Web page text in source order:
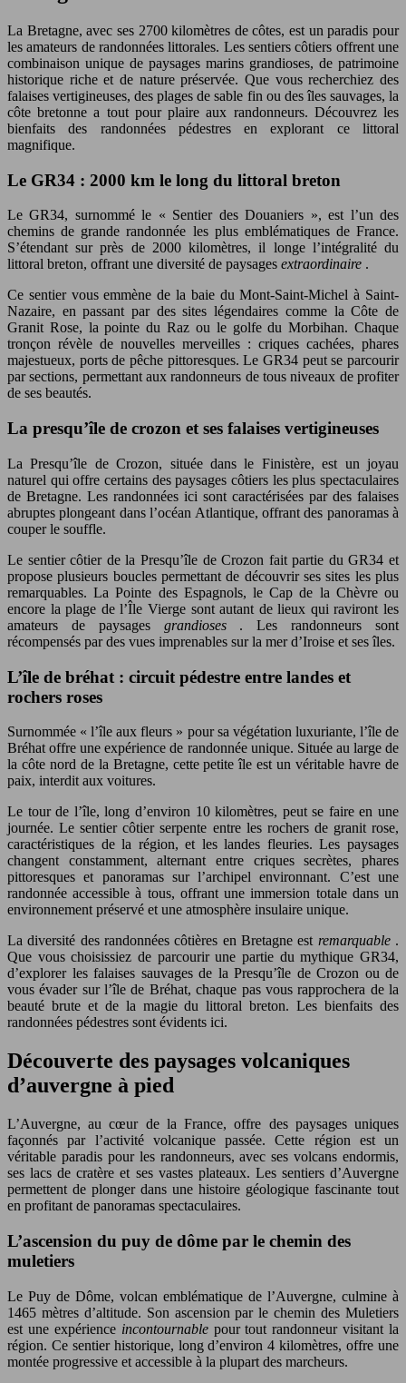
La Bretagne, avec ses 2700 kilomètres de côtes, est un paradis pour
les amateurs de randonnées littorales. Les sentiers côtiers offrent une
combinaison unique de paysages marins grandioses, de patrimoine
historique riche et de nature préservée. Que vous recherchiez des
falaises vertigineuses, des plages de sable fin ou des îles sauvages, la
côte bretonne a tout pour plaire aux randonneurs. Découvrez les
bienfaits des randonnées pédestres en explorant ce littoral
magnifique.
Le GR34 : 2000 km le long du littoral breton
Le GR34, surnommé le « Sentier des Douaniers », est l’un des
chemins de grande randonnée les plus emblématiques de France.
S’étendant sur près de 2000 kilomètres, il longe l’intégralité du
littoral breton, offrant une diversité de paysages extraordinaire .
Ce sentier vous emmène de la baie du Mont-Saint-Michel à Saint-
Nazaire, en passant par des sites légendaires comme la Côte de
Granit Rose, la pointe du Raz ou le golfe du Morbihan. Chaque
tronçon révèle de nouvelles merveilles : criques cachées, phares
majestueux, ports de pêche pittoresques. Le GR34 peut se parcourir
par sections, permettant aux randonneurs de tous niveaux de profiter
de ses beautés.
La presqu’île de crozon et ses falaises vertigineuses
La Presqu’île de Crozon, située dans le Finistère, est un joyau
naturel qui offre certains des paysages côtiers les plus spectaculaires
de Bretagne. Les randonnées ici sont caractérisées par des falaises
abruptes plongeant dans l’océan Atlantique, offrant des panoramas à
couper le souffle.
Le sentier côtier de la Presqu’île de Crozon fait partie du GR34 et
propose plusieurs boucles permettant de découvrir ses sites les plus
remarquables. La Pointe des Espagnols, le Cap de la Chèvre ou
encore la plage de l’Île Vierge sont autant de lieux qui raviront les
amateurs de paysages grandioses . Les randonneurs sont
récompensés par des vues imprenables sur la mer d’Iroise et ses îles.
L’île de bréhat : circuit pédestre entre landes et
rochers roses
Surnommée « l’île aux fleurs » pour sa végétation luxuriante, l’île de
Bréhat offre une expérience de randonnée unique. Située au large de
la côte nord de la Bretagne, cette petite île est un véritable havre de
paix, interdit aux voitures.
Le tour de l’île, long d’environ 10 kilomètres, peut se faire en une
journée. Le sentier côtier serpente entre les rochers de granit rose,
caractéristiques de la région, et les landes fleuries. Les paysages
changent constamment, alternant entre criques secrètes, phares
pittoresques et panoramas sur l’archipel environnant. C’est une
randonnée accessible à tous, offrant une immersion totale dans un
environnement préservé et une atmosphère insulaire unique.
La diversité des randonnées côtières en Bretagne est remarquable .
Que vous choisissiez de parcourir une partie du mythique GR34,
d’explorer les falaises sauvages de la Presqu’île de Crozon ou de
vous évader sur l’île de Bréhat, chaque pas vous rapprochera de la
beauté brute et de la magie du littoral breton. Les bienfaits des
randonnées pédestres sont évidents ici.
Découverte des paysages volcaniques
d’auvergne à pied
L’Auvergne, au cœur de la France, offre des paysages uniques
façonnés par l’activité volcanique passée. Cette région est un
véritable paradis pour les randonneurs, avec ses volcans endormis,
ses lacs de cratère et ses vastes plateaux. Les sentiers d’Auvergne
permettent de plonger dans une histoire géologique fascinante tout
en profitant de panoramas spectaculaires.
L’ascension du puy de dôme par le chemin des
muletiers
Le Puy de Dôme, volcan emblématique de l’Auvergne, culmine à
1465 mètres d’altitude. Son ascension par le chemin des Muletiers
est une expérience incontournable pour tout randonneur visitant la
région. Ce sentier historique, long d’environ 4 kilomètres, offre une
montée progressive et accessible à la plupart des marcheurs.